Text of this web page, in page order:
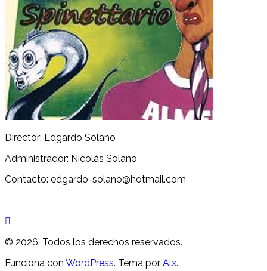
Director: Edgardo Solano
Administrador: Nicolás Solano
Contacto: edgardo-solano@hotmail.com
© 2026. Todos los derechos reservados.
Funciona con WordPress. Tema por Alx.